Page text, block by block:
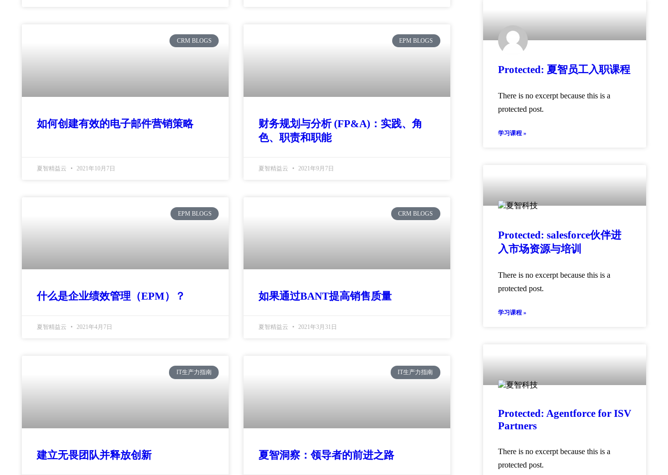
CRM BLOGS
如何创建有效的电子邮件营销策略
夏智精益云 2021年10月7日
EPM BLOGS
财务规划与分析 (FP&A)：实践、角
色、职责和职能
夏智精益云 2021年9月7日
EPM BLOGS
什么是企业绩效管理（EPM）？
夏智精益云 2021年4月7日
CRM BLOGS
如果通过BANT提高销售质量
夏智精益云 2021年3月31日
IT生产力指南
建立无畏团队并释放创新
IT生产力指南
夏智洞察：领导者的前进之路
Protected: 夏智员工入职课程
There is no excerpt because this is a
protected post.
学习课程 »
Protected: salesforce伙伴进
入市场资源与培训
There is no excerpt because this is a
protected post.
学习课程 »
Protected: Agentforce for ISV
Partners
There is no excerpt because this is a
protected post.